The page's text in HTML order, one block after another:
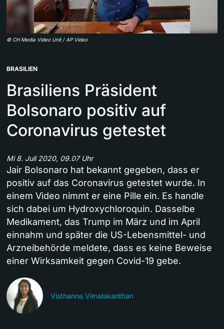
© CH Media Video Unit / AP Video
BRASILIEN
Brasiliens Präsident
Bolsonaro positiv auf
Coronavirus getestet
Mi 8. Juli 2020, 09.07 Uhr
Jair Bolsonaro hat bekannt gegeben, dass er
positiv auf das Coronavirus getestet wurde. In
einem Video nimmt er eine Pille ein. Es handle
sich dabei um Hydroxychloroquin. Dasselbe
Medikament, das Trump im März und im April
einnahm und später die US-Lebensmittel- und
Arzneibehörde meldete, dass es keine Beweise
einer Wirksamkeit gegen Covid-19 gebe.
Visthanna Vimalakanthan